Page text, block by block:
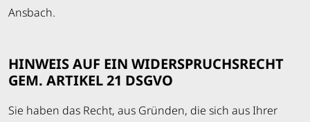
Ansbach.
HINWEIS AUF EIN WIDERSPRUCHSRECHT
GEM. ARTIKEL 21 DSGVO
Sie haben das Recht, aus Gründen, die sich aus Ihrer